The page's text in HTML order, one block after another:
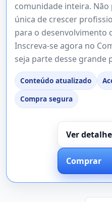
comunidade inteira.
única de crescer
para o desenvolvimento
Inscreva-se agora no
seja parte desse grande
Conteúdo atualizado
Compra segura
Ver
Comprar